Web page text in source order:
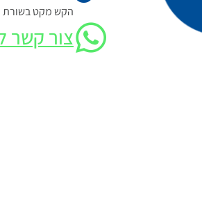
הקש מקט בשורת
צור קשר